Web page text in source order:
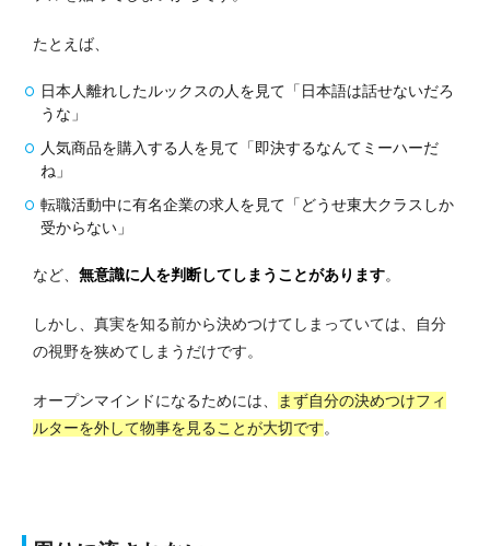
たとえば、
日本人離れしたルックスの人を見て「日本語は話せないだろ
うな」
人気商品を購入する人を見て「即決するなんてミーハーだ
ね」
転職活動中に有名企業の求人を見て「どうせ東大クラスしか
受からない」
など、 無意識に人を判断してしまうことがあります。
しかし、真実を知る前から決めつけてしまっていては、自分
の視野を狭めてしまうだけです。
オープンマインドになるためには、
まず自分の決めつけフィ
ルターを外して物事を見ることが大切です。